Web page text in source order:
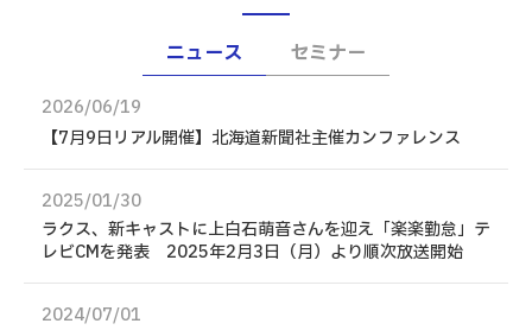
ニュース セミナー
2026/06/19
【7月9日リアル開催】北海道新聞社主催カンファレンス
2025/01/30
ラクス、新キャストに上白石萌音さんを迎え「楽楽勤怠」テ
レビCMを発表 2025年2月3日（月）より順次放送開始
2024/07/01